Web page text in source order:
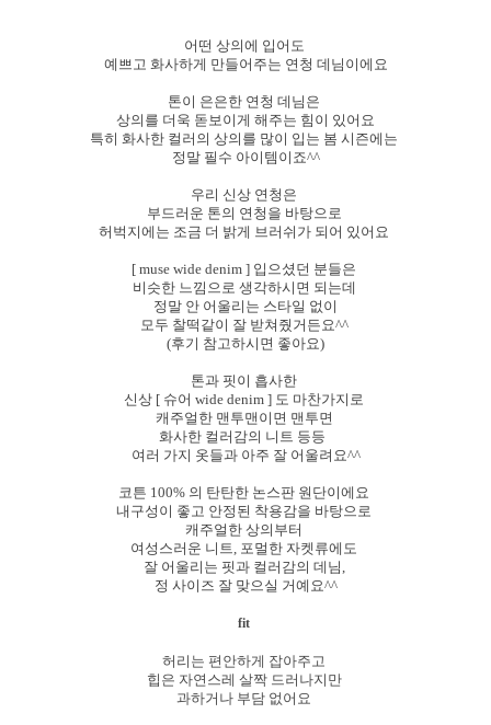
어떤 상의에 입어도
예쁘고 화사하게 만들어주는 연청 데님이에요
톤이 은은한 연청 데님은
상의를 더욱 돋보이게 해주는 힘이 있어요
특히 화사한 컬러의 상의를 많이 입는 봄 시즌에는
정말 필수 아이템이죠^^
우리 신상 연청은
부드러운 톤의 연청을 바탕으로
허벅지에는 조금 더 밝게 브러쉬가 되어 있어요
[ muse wide denim ] 입으셨던 분들은
비슷한 느낌으로 생각하시면 되는데
정말 안 어울리는 스타일 없이
모두 찰떡같이 잘 받쳐줬거든요^^
(후기 참고하시면 좋아요)
톤과 핏이 흡사한
신상 [ 슈어 wide denim ] 도 마찬가지로
캐주얼한 맨투맨이면 맨투면
화사한 컬러감의 니트 등등
여러 가지 옷들과 아주 잘 어울려요^^
코튼 100% 의 탄탄한 논스판 원단이에요
내구성이 좋고 안정된 착용감을 바탕으로
캐주얼한 상의부터
여성스러운 니트, 포멀한 자켓류에도
잘 어울리는 핏과 컬러감의 데님,
정 사이즈 잘 맞으실 거예요^^
fit
허리는 편안하게 잡아주고
힙은 자연스레 살짝 드러나지만
과하거나 부담 없어요